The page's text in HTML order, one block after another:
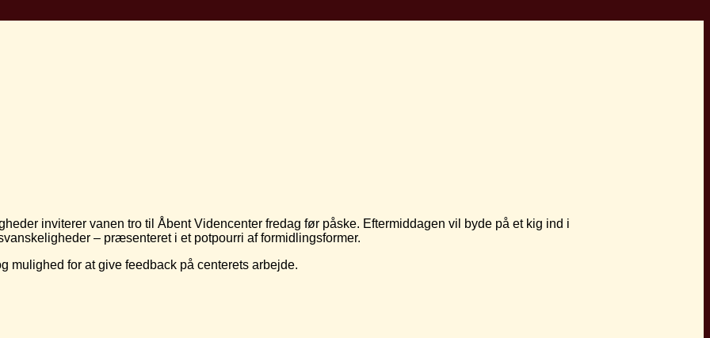
inviterer vanen tro til Åbent Videncenter fredag før påske. Eftermiddagen vil byde på et kig ind i
– præsenteret i et potpourri af formidlingsformer.
mulighed for at give feedback på centerets arbejde.